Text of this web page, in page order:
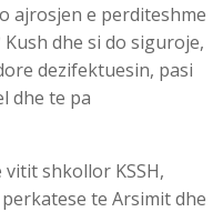
ajrosjen e perditeshme
dhe si do siguroje,
dezifektuesin, pasi
dhe te pa
shkollor KSSH,
te Arsimit dhe